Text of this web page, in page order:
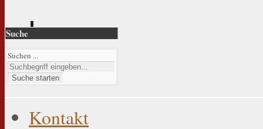
Suche
Suchen ...
Suche starten
Kontakt